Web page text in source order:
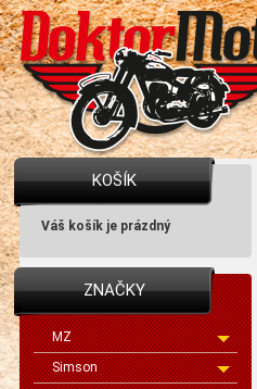
KOŠÍK
Váš košík je prázdný
ZNAČKY
MZ
Simson